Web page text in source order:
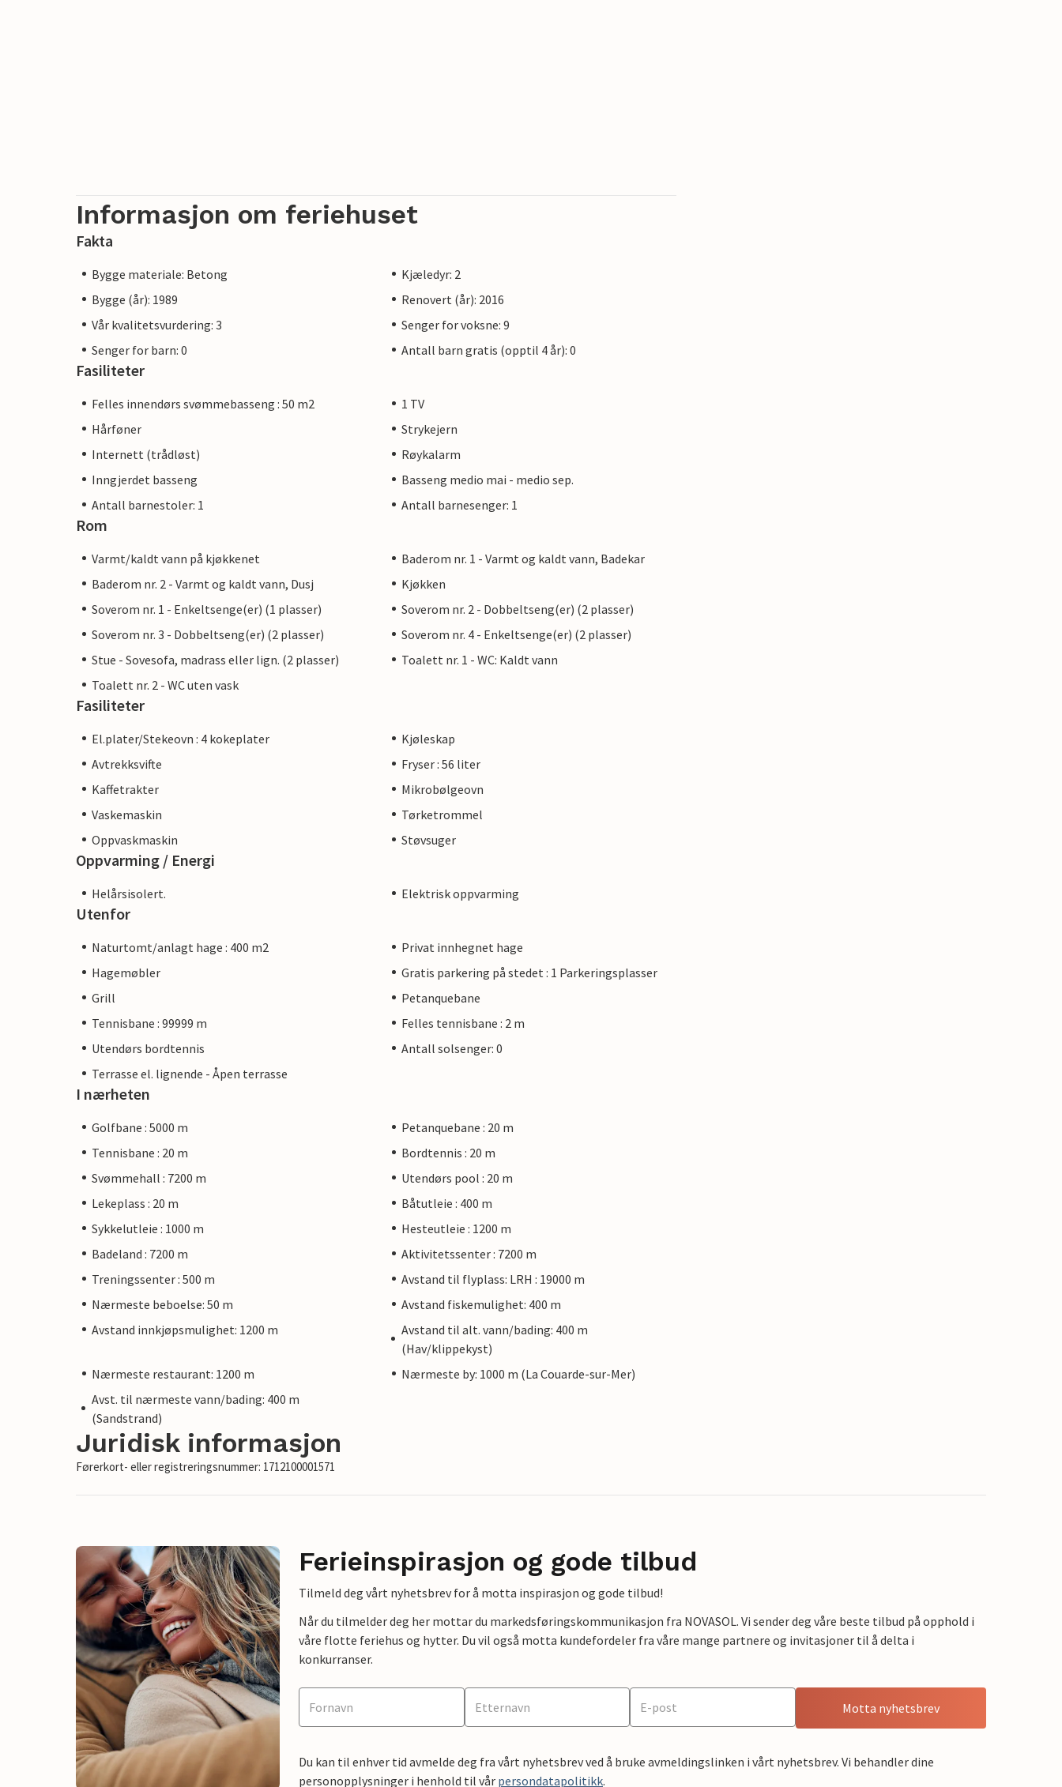
Informasjon om feriehuset
Fakta
Bygge materiale: Betong
Kjæledyr: 2
Bygge (år): 1989
Renovert (år): 2016
Vår kvalitetsvurdering: 3
Senger for voksne: 9
Senger for barn: 0
Antall barn gratis (opptil 4 år): 0
Fasiliteter
Felles innendørs svømmebasseng : 50 m2
1 TV
Hårføner
Strykejern
Internett (trådløst)
Røykalarm
Inngjerdet basseng
Basseng medio mai - medio sep.
Antall barnestoler: 1
Antall barnesenger: 1
Rom
Varmt/kaldt vann på kjøkkenet
Baderom nr. 1 - Varmt og kaldt vann, Badekar
Baderom nr. 2 - Varmt og kaldt vann, Dusj
Kjøkken
Soverom nr. 1 - Enkeltsenge(er) (1 plasser)
Soverom nr. 2 - Dobbeltseng(er) (2 plasser)
Soverom nr. 3 - Dobbeltseng(er) (2 plasser)
Soverom nr. 4 - Enkeltsenge(er) (2 plasser)
Stue - Sovesofa, madrass eller lign. (2 plasser)
Toalett nr. 1 - WC: Kaldt vann
Toalett nr. 2 - WC uten vask
Fasiliteter
El.plater/Stekeovn : 4 kokeplater
Kjøleskap
Avtrekksvifte
Fryser : 56 liter
Kaffetrakter
Mikrobølgeovn
Vaskemaskin
Tørketrommel
Oppvaskmaskin
Støvsuger
Oppvarming / Energi
Helårsisolert. Elektrisk oppvarming
Utenfor
Naturtomt/anlagt hage : 400 m2
Privat innhegnet hage
Hagemøbler
Gratis parkering på stedet : 1 Parkeringsplasser
Grill
Petanquebane
Tennisbane : 99999 m
Felles tennisbane : 2 m
Utendørs bordtennis
Antall solsenger: 0
Terrasse el. lignende - Åpen terrasse
I nærheten
Golfbane : 5000 m
Petanquebane : 20 m
Tennisbane : 20 m
Bordtennis : 20 m
Svømmehall : 7200 m
Utendørs pool : 20 m
Lekeplass : 20 m
Båtutleie : 400 m
Sykkelutleie : 1000 m
Hesteutleie : 1200 m
Badeland : 7200 m
Aktivitetssenter : 7200 m
Treningssenter : 500 m
Avstand til flyplass: LRH : 19000 m
Nærmeste beboelse: 50 m
Avstand fiskemulighet: 400 m
Avstand innkjøpsmulighet: 1200 m
Avstand til alt. vann/bading: 400 m
(Hav/klippekyst)
Nærmeste restaurant: 1200 m
Nærmeste by: 1000 m (La Couarde-sur-Mer)
Avst. til nærmeste vann/bading: 400 m
(Sandstrand)
Juridisk informasjon
Førerkort- eller registreringsnummer: 1712100001571
Ferieinspirasjon og gode tilbud
Tilmeld deg vårt nyhetsbrev for å motta inspirasjon og gode tilbud!
Når du tilmelder deg her mottar du markedsføringskommunikasjon fra NOVASOL. Vi sender deg våre beste tilbud på opphold i
våre flotte feriehus og hytter. Du vil også motta kundefordeler fra våre mange partnere og invitasjoner til å delta i
konkurranser.
Motta nyhetsbrev
Du kan til enhver tid avmelde deg fra vårt nyhetsbrev ved å bruke avmeldingslinken i vårt nyhetsbrev. Vi behandler dine
personopplysninger i henhold til vår persondatapolitikk.